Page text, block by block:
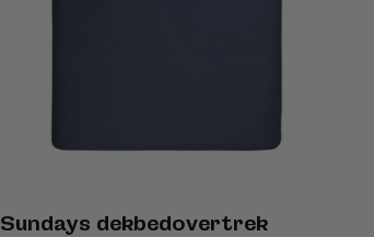
Sundays dekbedovertrek